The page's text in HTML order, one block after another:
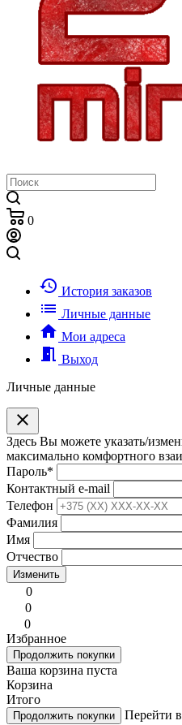
0
history История заказов
list Личные данные
home Мои адреса
meeting_room Выход
Личные данные
clear
Здесь Вы можете указать/
максимально комфортного
Пароль*
Контактный e-mail
Телефон
Фамилия
Имя
Отчество
Изменить
0
0
0
Избранное
Продолжить покупки
Ваша корзина пуста
Корзина
Итого
Продолжить покупки Перейти